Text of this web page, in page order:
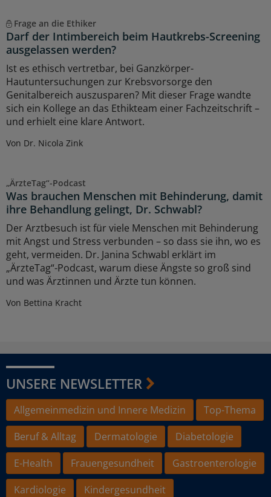
Frage an die Ethiker
Darf der Intimbereich beim Hautkrebs-Screening
ausgelassen werden?
Ist es ethisch vertretbar, bei Ganzkörper-
Hautuntersuchungen zur Krebsvorsorge den
Genitalbereich auszusparen? Mit dieser Frage wandte
sich ein Kollege an das Ethikteam einer Fachzeitschrift –
und erhielt eine klare Antwort.
Von Dr. Nicola Zink
„ÄrzteTag“-Podcast
Was brauchen Menschen mit Behinderung, damit
ihre Behandlung gelingt, Dr. Schwabl?
Der Arztbesuch ist für viele Menschen mit Behinderung
mit Angst und Stress verbunden – so dass sie ihn, wo es
geht, vermeiden. Dr. Janina Schwabl erklärt im
„ÄrzteTag“-Podcast, warum diese Ängste so groß sind
und was Ärztinnen und Ärzte tun können.
Von Bettina Kracht
UNSERE NEWSLETTER
Allgemeinmedizin und Innere Medizin
Top-Thema
Beruf & Alltag
Dermatologie
Diabetologie
E-Health
Frauengesundheit
Gastroenterologie
Kardiologie
Kindergesundheit